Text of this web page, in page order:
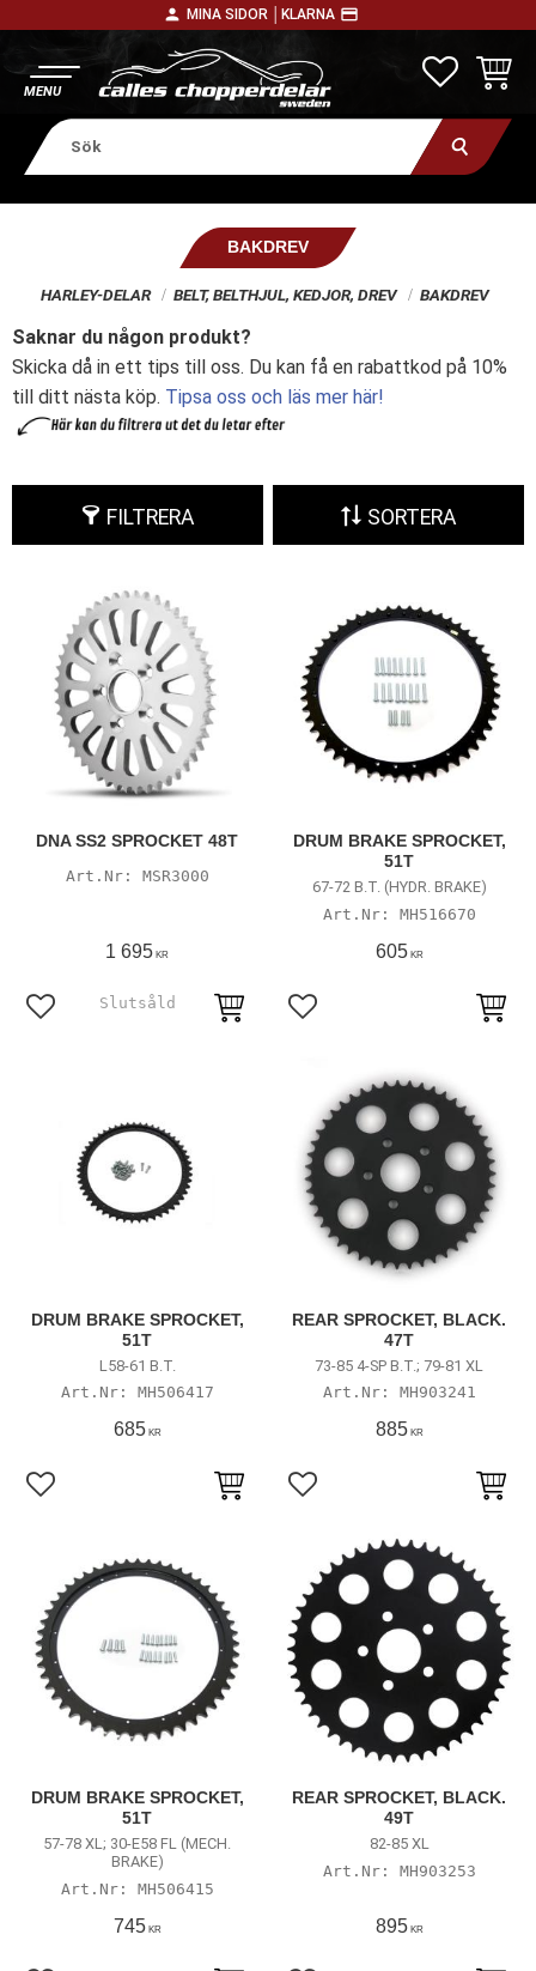
person MINA SIDOR │ KLARNA payment
BAKDREV
HARLEY-DELAR BELT, BELTHJUL, KEDJOR, DREV BAKDREV
Saknar du någon produkt?
Skicka då in ett tips till oss. Du kan få en rabattkod på 10%
till ditt nästa köp. Tipsa oss och läs mer här!
FILTRERA SORTERA
DNA SS2 SPROCKET 48T
MSR3000
1 695 KR
Lägg till i favoriter
DRUM BRAKE SPROCKET,
51T
67-72 B.T. (HYDR. BRAKE)
MH516670
605KR
Lägg till i favoriter
DRUM BRAKE SPROCKET,
51T
L58-61 B.T.
MH506417
685KR
Lägg till i favoriter
REAR SPROCKET, BLACK.
47T
73-85 4-SP B.T.; 79-81 XL
MH903241
885KR
Lägg till i favoriter
DRUM BRAKE SPROCKET,
51T
57-78 XL; 30-E58 FL (MECH.
BRAKE)
MH506415
745KR
REAR SPROCKET, BLACK.
49T
82-85 XL
MH903253
895KR